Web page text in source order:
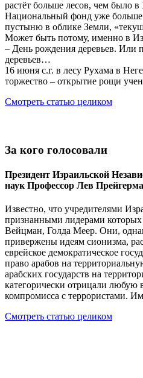
растёт больше лесов, чем было
Национальный фонд уже больше
пустыню в облике Земли,
Может быть потому, именно в
– День рождения деревьев. Или
деревьев…
16 июня с.г. в лесу Рухама в
торжество – открытие рощи
Смотреть статью целиком
За кого голосовали
Президент Израильской
наук Профессор Лев
Известно, что учредителями
признанными лидерами
Вейцман, Голда Меер. Они,
привержены идеям сионизма,
еврейское демократическое
право арабов на
арабских государств на
категорически отрицали любую
компромисса с террористами.
Смотреть статью целиком